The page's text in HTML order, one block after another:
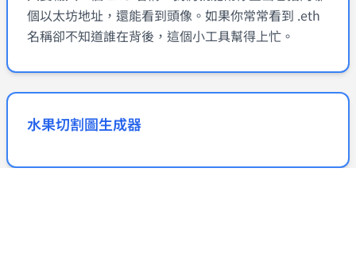
個以太坊地址，還能看到頭像。如果你常常看到 .eth
名稱卻不知道誰在背後，這個小工具幫得上忙。
水果切割圖生成器